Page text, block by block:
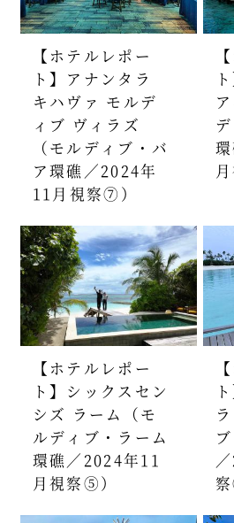
【ホテルレポー
ト】アナンタラ
キハヴァ モルデ
ィブ ヴィラズ
（モルディブ・バ
ア環礁／2024年
11月視察⑦）
【ホテルレポー
ト】シックスセン
シズ ラーム（モ
ルディブ・ラーム
環礁／2024年11
月視察⑤）